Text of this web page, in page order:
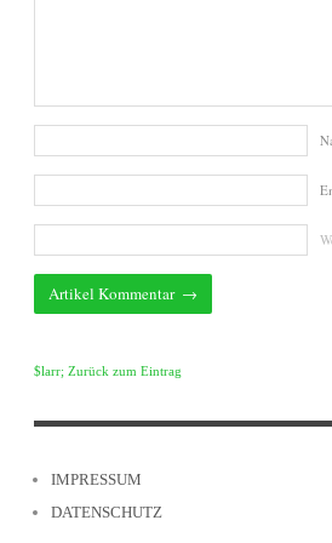
$larr; Zurück zum Eintrag
IMPRESSUM
DATENSCHUTZ